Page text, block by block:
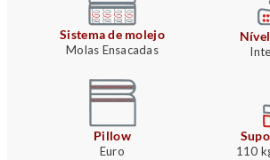
Sistema de molejo
Molas Ensacadas
Pillow
Euro 110